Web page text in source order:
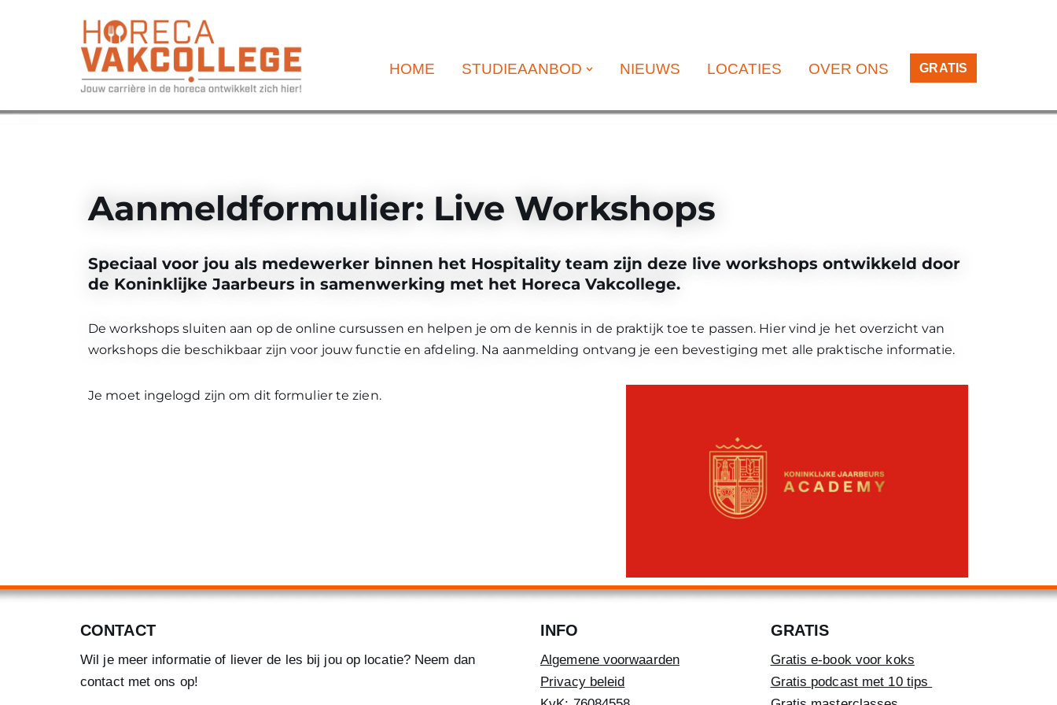
inhoud
HOME STUDIEAANBOD NIEUWS LOCATIES OVER ONS GRATIS
Aanmeldformulier: Live Workshops
Speciaal voor jou als medewerker binnen het Hospitality team zijn deze live workshops ontwikkeld door
de Koninklijke Jaarbeurs in samenwerking met het Horeca Vakcollege.
De workshops sluiten aan op de online cursussen en helpen je om de kennis in de praktijk toe te passen. Hier vind je het overzicht van
workshops die beschikbaar zijn voor jouw functie en afdeling. Na aanmelding ontvang je een bevestiging met alle praktische informatie.
Je moet ingelogd zijn om dit formulier te zien.
CONTACT
Wil je meer informatie of liever de les bij jou op locatie? Neem dan
contact met ons op!
INFO
Algemene voorwaarden
Privacy beleid
GRATIS
Gratis e-book voor koks
Gratis podcast met 10 tips